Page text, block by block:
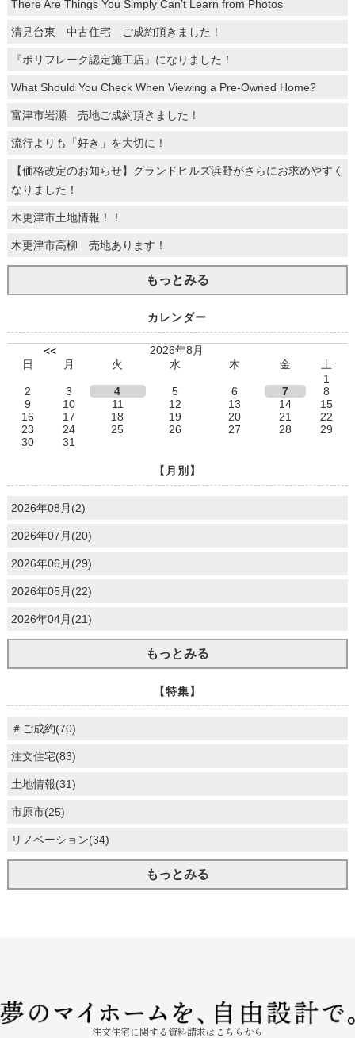
There Are Things You Simply Can’t Learn from Photos
清見台東 中古住宅 ご成約頂きました！
『ポリフレーク認定施工店』になりました！
What Should You Check When Viewing a Pre-Owned Home?
富津市岩瀬 売地ご成約頂きました！
流行よりも「好き」を大切に！
【価格改定のお知らせ】グランドヒルズ浜野がさらにお求めやすく
なりました！
木更津市土地情報！！
木更津市高柳 売地あります！
もっとみる
カレンダー
<<
2026年8月
日
月 火 水 木 金
土
1
2
3 4 5 6 7
8
9
10 11 12 13 14
15
16
17 18 19 20 21
22
23
24 25 26 27 28
29
30
31
【月別】
2026年08月(2)
2026年07月(20)
2026年06月(29)
2026年05月(22)
2026年04月(21)
もっとみる
【特集】
＃ご成約(70)
注文住宅(83)
土地情報(31)
市原市(25)
リノベーション(34)
もっとみる
注文住宅に関する資料請求はこちらから